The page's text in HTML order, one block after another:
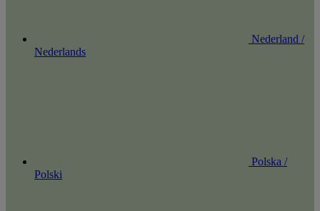
Nederland /
Nederlands
Polska /
Polski